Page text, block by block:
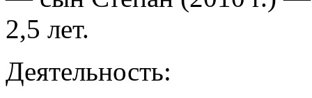
2,5 лет.
Деятельность: